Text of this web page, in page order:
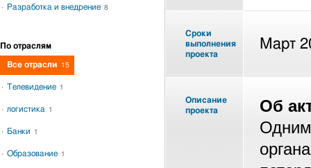
Сроки
выполнения
проекта
Март
Описание
проекта
Об
Разработка и внедрение 8
По отраслям
Все отрасли 15
Телевидение 1
логистика 1
Банки 1
Образование 1